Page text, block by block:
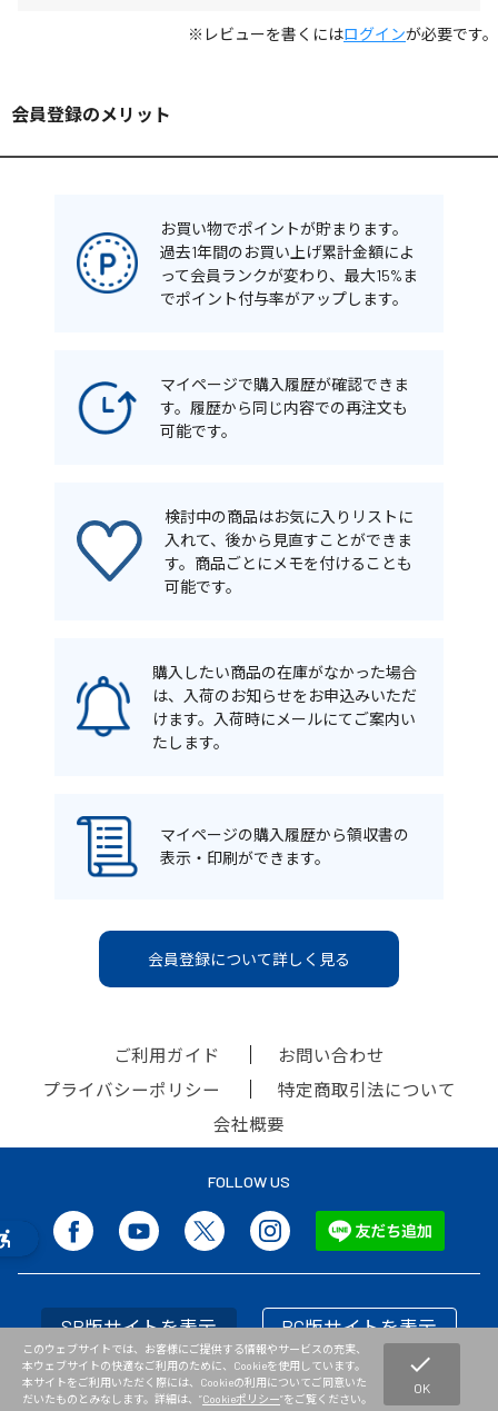
※レビューを書くにはログインが必要です。
会員登録のメリット
お買い物でポイントが貯まります。
過去1年間のお買い上げ累計金額によ
って会員ランクが変わり、最大15%ま
でポイント付与率がアップします。
マイページで購入履歴が確認できま
す。履歴から同じ内容での再注文も
可能です。
検討中の商品はお気に入りリストに
入れて、後から見直すことができま
す。商品ごとにメモを付けることも
可能です。
購入したい商品の在庫がなかった場合
は、入荷のお知らせをお申込みいただ
けます。入荷時にメールにてご案内い
たします。
マイページの購入履歴から領収書の
表示・印刷ができます。
会員登録について詳しく見る
ご利用ガイド
お問い合わせ
プライバシーポリシー
特定商取引法について
会社概要
FOLLOW US
SP版サイトを表示 PC版サイトを表示
Copyright © NISHI Athletic Goods Co.,Ltd. All Rights Reserved.
このウェブサイトでは、お客様にご提供する情報やサービスの充実、
本ウェブサイトの快適なご利用のために、Cookieを使用しています。
本サイトをご利用いただく際には、Cookieの利用についてご同意いた
だいたものとみなします。詳細は、”Cookieポリシー”をご覧ください。
check
OK